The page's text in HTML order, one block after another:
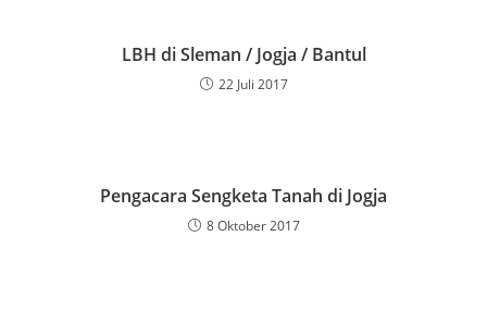
LBH di Sleman / Jogja / Bantul
22 Juli 2017
Pengacara Sengketa Tanah di Jogja
8 Oktober 2017